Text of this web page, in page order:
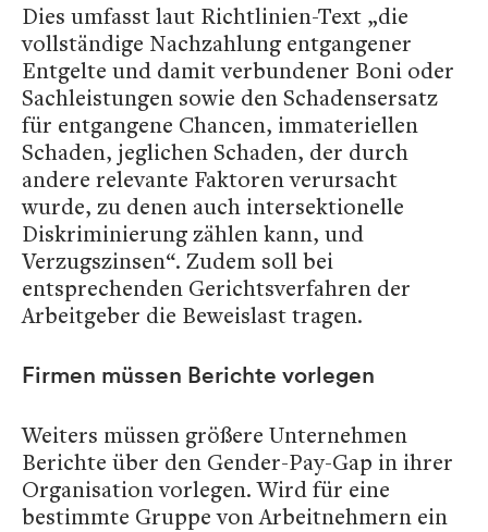
Dies umfasst laut Richtlinien-Text „die
vollständige Nachzahlung entgangener
Entgelte und damit verbundener Boni oder
Sachleistungen sowie den Schadensersatz
für entgangene Chancen, immateriellen
Schaden, jeglichen Schaden, der durch
andere relevante Faktoren verursacht
wurde, zu denen auch intersektionelle
Diskriminierung zählen kann, und
Verzugszinsen“. Zudem soll bei
entsprechenden Gerichtsverfahren der
Arbeitgeber die Beweislast tragen.
Firmen müssen Berichte vorlegen
Weiters müssen größere Unternehmen
Berichte über den Gender-Pay-Gap in ihrer
Organisation vorlegen. Wird für eine
bestimmte Gruppe von Arbeitnehmern ein